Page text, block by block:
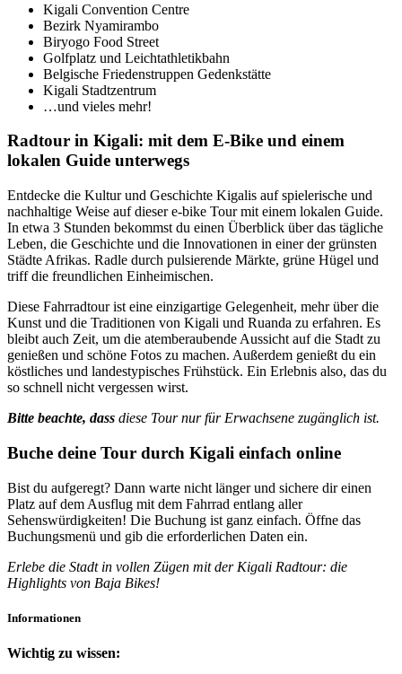
Kigali Convention Centre
Bezirk Nyamirambo
Biryogo Food Street
Golfplatz und Leichtathletikbahn
Belgische Friedenstruppen Gedenkstätte
Kigali Stadtzentrum
…und vieles mehr!
Radtour in Kigali: mit dem E-Bike und einem
lokalen Guide unterwegs
Entdecke die Kultur und Geschichte Kigalis auf spielerische und
nachhaltige Weise auf dieser e-bike Tour mit einem lokalen Guide.
In etwa 3 Stunden bekommst du einen Überblick über das tägliche
Leben, die Geschichte und die Innovationen in einer der grünsten
Städte Afrikas. Radle durch pulsierende Märkte, grüne Hügel und
triff die freundlichen Einheimischen.
Diese Fahrradtour ist eine einzigartige Gelegenheit, mehr über die
Kunst und die Traditionen von Kigali und Ruanda zu erfahren. Es
bleibt auch Zeit, um die atemberaubende Aussicht auf die Stadt zu
genießen und schöne Fotos zu machen. Außerdem genießt du ein
köstliches und landestypisches Frühstück. Ein Erlebnis also, das du
so schnell nicht vergessen wirst.
Bitte beachte, dass diese Tour nur für Erwachsene zugänglich ist.
Buche deine Tour durch Kigali einfach online
Bist du aufgeregt? Dann warte nicht länger und sichere dir einen
Platz auf dem Ausflug mit dem Fahrrad entlang aller
Sehenswürdigkeiten! Die Buchung ist ganz einfach. Öffne das
Buchungsmenü und gib die erforderlichen Daten ein.
Erlebe die Stadt in vollen Zügen mit der Kigali Radtour: die
Highlights von Baja Bikes!
Informationen
Wichtig zu wissen: